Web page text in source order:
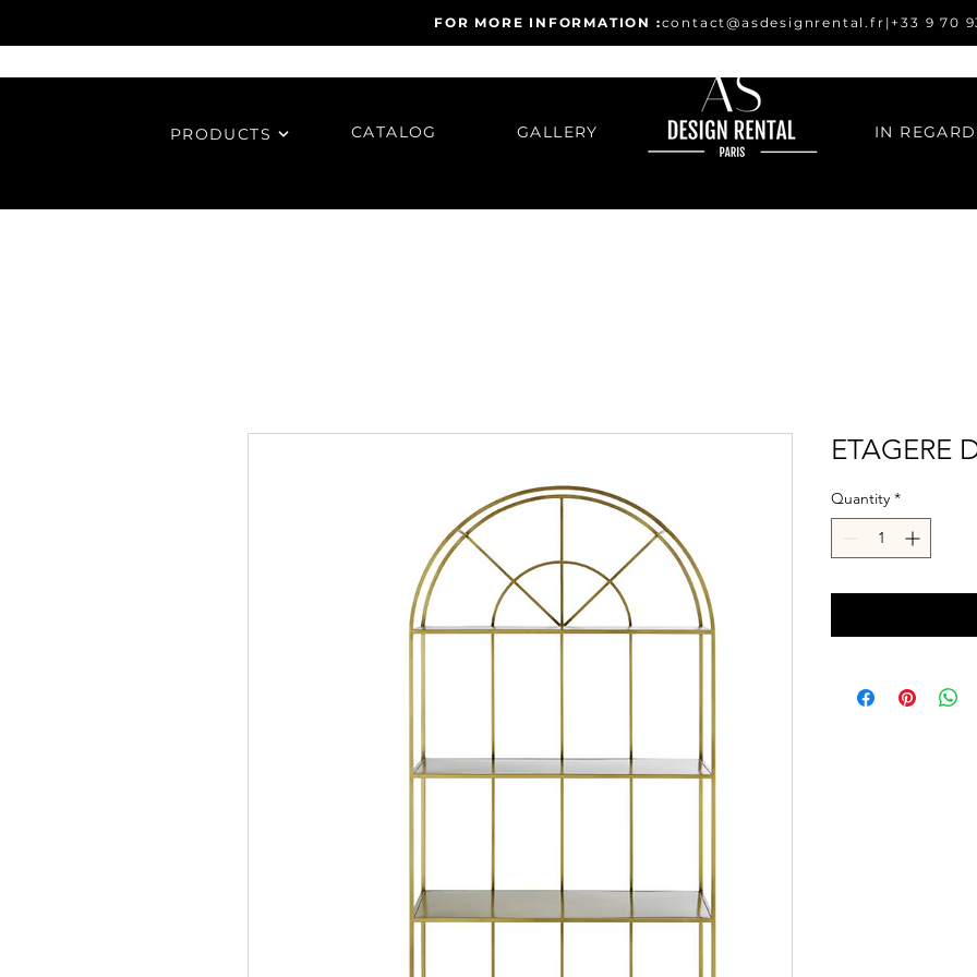
FOR MORE INFORMATION :contact@asdesignrental.fr | +33 9 70
PRODUCTS CATALOG GALLERY
ETAGERE
Quantity *